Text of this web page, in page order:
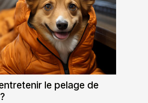
le pelage de